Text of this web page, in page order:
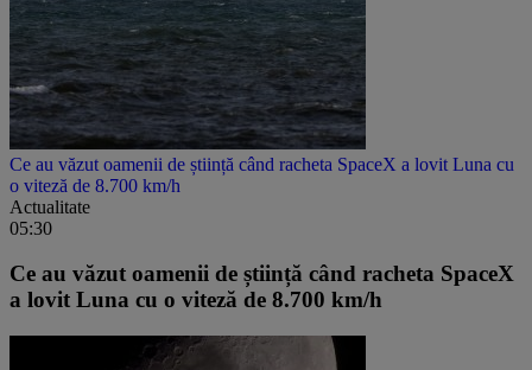
Ce au văzut oamenii de știință când racheta SpaceX a lovit Luna cu
o viteză de 8.700 km/h
Actualitate
05:30
Ce au văzut oamenii de știință când racheta SpaceX
a lovit Luna cu o viteză de 8.700 km/h